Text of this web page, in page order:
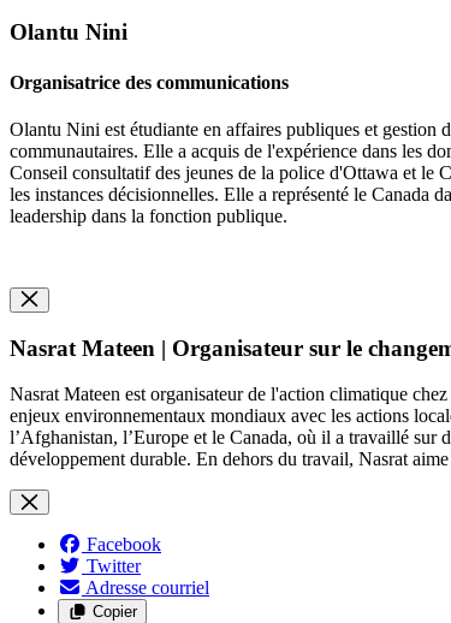
Olantu Nini
Organisatrice des communications
Olantu Nini est étudiante en affaires publiques et gestion
communautaires. Elle a acquis de l'expérience dans les
Conseil consultatif des jeunes de la police d'Ottawa et le
les instances décisionnelles. Elle a représenté le Canada
leadership dans la fonction publique.
Nasrat Mateen | Organisateur sur le
Nasrat Mateen est organisateur de l'action climatique
enjeux environnementaux mondiaux avec les actions
l’Afghanistan, l’Europe et le Canada, où il a travaillé sur
développement durable. En dehors du travail, Nasrat
Facebook
Twitter
Adresse courriel
Copier